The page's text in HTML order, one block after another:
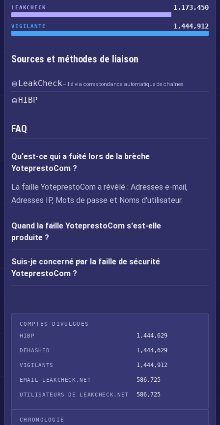
LEAKCHECK 1,173,450
VIGILANTE 1,444,912
Sources et méthodes de liaison
LeakCheck— lié via correspondance automatique de chaînes
HIBP
FAQ
Qu'est-ce qui a fuité lors de la brèche
YoteprestoCom ?
La faille YoteprestoCom a révélé : Adresses e-mail,
Adresses IP, Mots de passe et Noms d'utilisateur.
Quand la faille YoteprestoCom s'est-elle
produite ?
Suis-je concerné par la faille de sécurité
YoteprestoCom ?
COMPTES DIVULGUÉS
HIBP
1,444,629
DEHASHED 1,444,629
VIGILANTS 1,444,912
EMAIL LEAKCHECK.NET 586,725
UTILISATEURS DE LEAKCHECK.NET 586,725
CHRONOLOGIE